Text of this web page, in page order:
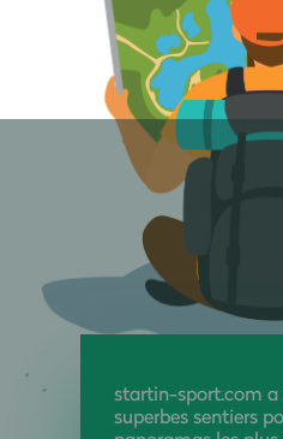
startin-sport.com a
superbes sentiers